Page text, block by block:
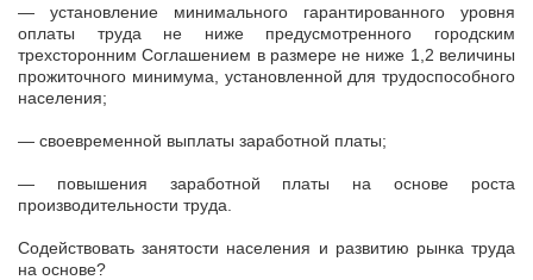
— установление минимального гарантированного уровня
оплаты труда не ниже предусмотренного городским
трехсторонним Соглашением в размере не ниже 1,2 величины
прожиточного минимума, установленной для трудоспособного
населения;
— своевременной выплаты заработной платы;
— повышения заработной платы на основе роста
производительности труда.
Содействовать занятости населения и развитию рынка труда
на основе?